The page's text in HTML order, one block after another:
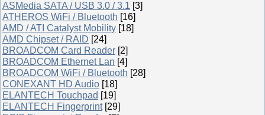
ASMedia SATA / USB 3.0 / 3.1 [3]
ATHEROS WiFi / Bluetooth [16]
AMD / ATI Catalyst Mobility [18]
AMD Chipset / RAID [24]
BROADCOM Card Reader [2]
BROADCOM Ethernet Lan [4]
BROADCOM WiFi / Bluetooth [28]
CONEXANT HD Audio [18]
ELANTECH Touchpad [19]
ELANTECH Fingerprint [29]